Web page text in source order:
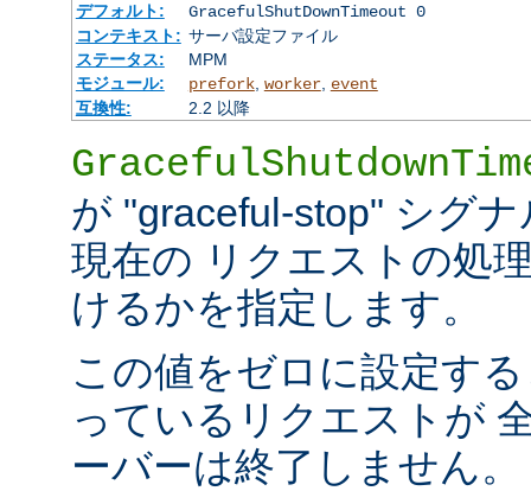
デフォルト:
GracefulShutDownTimeout 0
コンテキスト: サーバ設定ファイル
ステータス:
MPM
モジュール:
prefork, worker, event
互換性:
2.2 以降
が "graceful-stop" シグ
現在の リクエストの処
けるかを指定します。
この値をゼロに設定す
っているリクエストが
ーバーは終了しません。